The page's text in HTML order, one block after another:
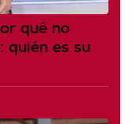
qué no
quién es su